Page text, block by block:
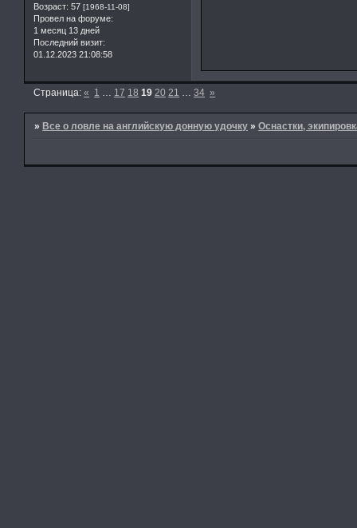
Возраст: 57 [1968-11-08]
Провел на форуме:
1 месяц 13 дней
Последний визит:
01.12.2023 21:08:58
Страница:« 1 … 17 18 19 20 21 … 34 »
» Все о ловле на английскую донную удочку »Оснастки,